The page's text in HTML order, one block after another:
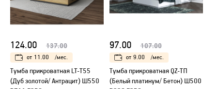
124.00 137.00
от 11.00 /мес.
Тумба прикроватная LT-Т55
(Дуб золотой/ Антрацит) Ш550
97.00 107.00
от 9.00 /мес.
Тумба прикроватная QZ-ТП
(Белый платинум/ Бетон) Ш500